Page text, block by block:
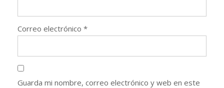
Correo electrónico *
Guarda mi nombre, correo electrónico y web en este